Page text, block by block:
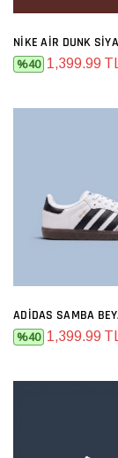
NIKE AIR DUNK
%40 1,399.99
ADIDAS SAMBA
%40 1,399.99